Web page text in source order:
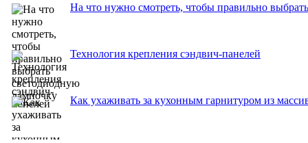
На что нужно смотреть, чтобы правильно
Технология крепления сэндвич-панелей
Как ухаживать за кухонным гарнитуром из